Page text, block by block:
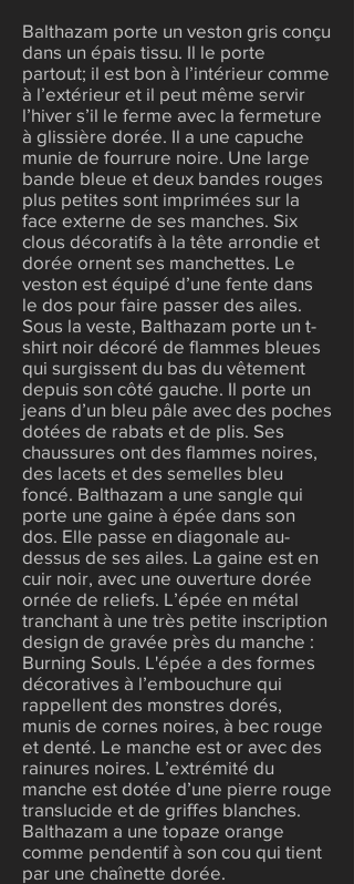
Balthazam porte un veston gris conçu
dans un épais tissu. Il le porte
partout; il est bon à l’intérieur comme
à l’extérieur et il peut même servir
l’hiver s’il le ferme avec la fermeture
à glissière dorée. Il a une capuche
munie de fourrure noire. Une large
bande bleue et deux bandes rouges
plus petites sont imprimées sur la
face externe de ses manches. Six
clous décoratifs à la tête arrondie et
dorée ornent ses manchettes. Le
veston est équipé d’une fente dans
le dos pour faire passer des ailes.
Sous la veste, Balthazam porte un t-
shirt noir décoré de flammes bleues
qui surgissent du bas du vêtement
depuis son côté gauche. Il porte un
jeans d’un bleu pâle avec des poches
dotées de rabats et de plis. Ses
chaussures ont des flammes noires,
des lacets et des semelles bleu
foncé. Balthazam a une sangle qui
porte une gaine à épée dans son
dos. Elle passe en diagonale au-
dessus de ses ailes. La gaine est en
cuir noir, avec une ouverture dorée
ornée de reliefs. L’épée en métal
tranchant à une très petite inscription
design de gravée près du manche :
Burning Souls. L'épée a des formes
décoratives à l’embouchure qui
rappellent des monstres dorés,
munis de cornes noires, à bec rouge
et denté. Le manche est or avec des
rainures noires. L’extrémité du
manche est dotée d’une pierre rouge
translucide et de griffes blanches.
Balthazam a une topaze orange
comme pendentif à son cou qui tient
par une chaînette dorée.